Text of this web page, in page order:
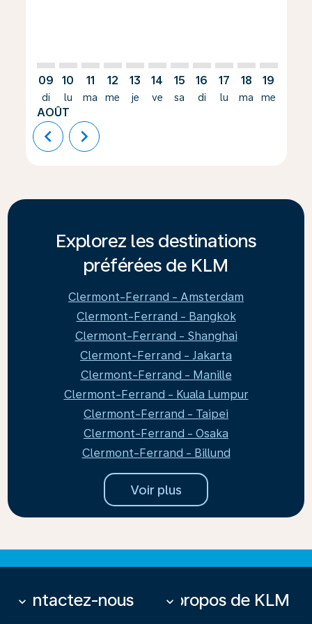
09
di
AOÛT
10
lu
11
ma
12
me
13
je
14
ve
15
sa
16
di
17
lu
18
ma
19
me
chevron_left chevron_right
Explorez les destinations
préférées de KLM
Clermont-Ferrand - Amsterdam
Clermont-Ferrand - Bangkok
Clermont-Ferrand - Shanghai
Clermont-Ferrand - Jakarta
Clermont-Ferrand - Manille
Clermont-Ferrand - Kuala Lumpur
Clermont-Ferrand - Taipei
Clermont-Ferrand - Osaka
Clermont-Ferrand - Billund
Voir plus
Contactez-nous
keyboard_arrow_down À propos de KLM
keyboard_arrow_down